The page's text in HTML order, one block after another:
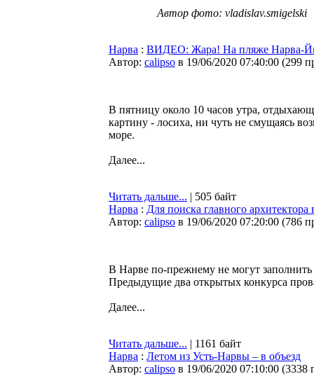
Автор фото: vladislav.smigelski
Нарва : ВИДЕО: Жара! На пляже Нарва-
Автор: calipso в 19/06/2020 07:40:00 (299
В пятницу около 10 часов утра,
картину - лосиха, ни чуть не смущаясь
море.
Далее...
Читать дальше... | 505 байт
Нарва : Для поиска главного
Автор: calipso в 19/06/2020 07:20:00 (786
В Нарве по-прежнему не могут заполнить
Предыдущие два открытых конкурса
Далее...
Читать дальше... | 1161 байт
Нарва : Летом из Усть-Нарвы – в объезд
Автор: calipso в 19/06/2020 07:10:00 (3338